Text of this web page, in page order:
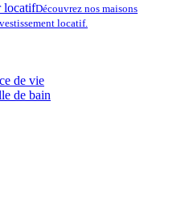
locatifDécouvrez nos maisons
locatif.
de vie
de bain